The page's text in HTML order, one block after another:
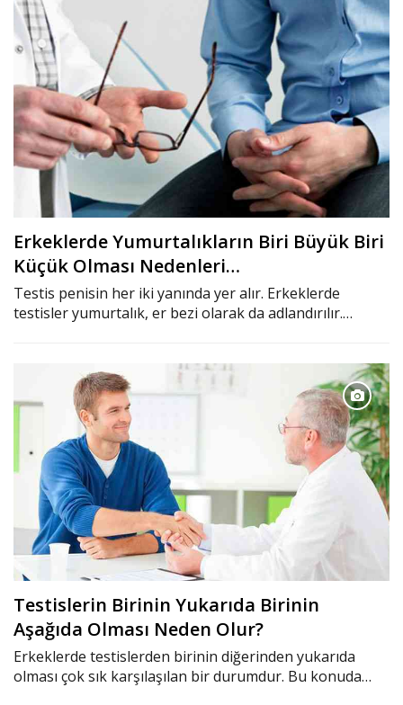
Erkeklerde Yumurtalıkların Biri Büyük Biri
Küçük Olması Nedenleri…
Testis penisin her iki yanında yer alır. Erkeklerde
testisler yumurtalık, er bezi olarak da adlandırılır.…
Testislerin Birinin Yukarıda Birinin
Aşağıda Olması Neden Olur?
Erkeklerde testislerden birinin diğerinden yukarıda
olması çok sık karşılaşılan bir durumdur. Bu konuda…